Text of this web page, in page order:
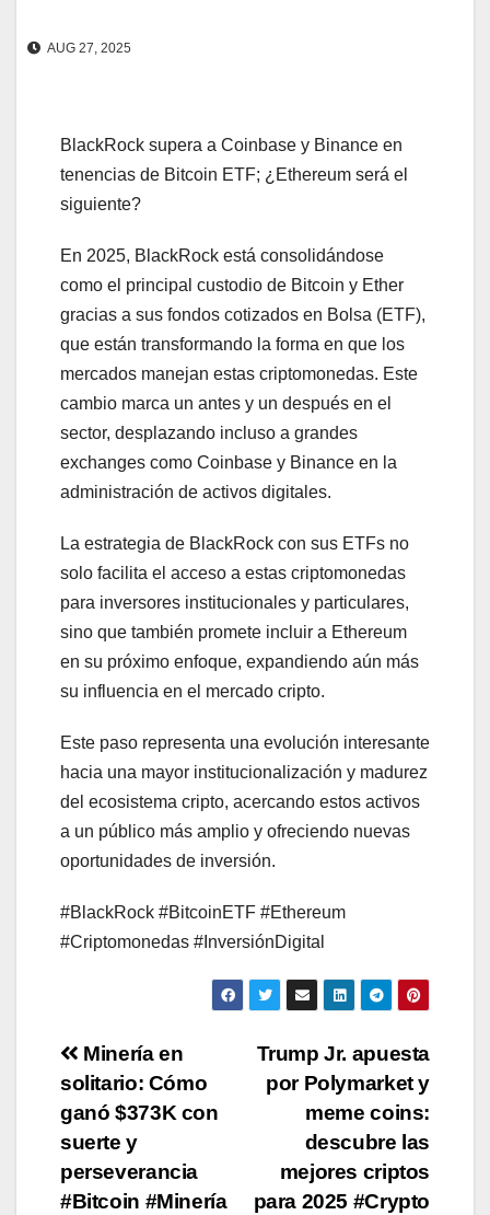
AUG 27, 2025
BlackRock supera a Coinbase y Binance en
tenencias de Bitcoin ETF; ¿Ethereum será el
siguiente?
En 2025, BlackRock está consolidándose
como el principal custodio de Bitcoin y Ether
gracias a sus fondos cotizados en Bolsa (ETF),
que están transformando la forma en que los
mercados manejan estas criptomonedas. Este
cambio marca un antes y un después en el
sector, desplazando incluso a grandes
exchanges como Coinbase y Binance en la
administración de activos digitales.
La estrategia de BlackRock con sus ETFs no
solo facilita el acceso a estas criptomonedas
para inversores institucionales y particulares,
sino que también promete incluir a Ethereum
en su próximo enfoque, expandiendo aún más
su influencia en el mercado cripto.
Este paso representa una evolución interesante
hacia una mayor institucionalización y madurez
del ecosistema cripto, acercando estos activos
a un público más amplio y ofreciendo nuevas
oportunidades de inversión.
#BlackRock #BitcoinETF #Ethereum
#Criptomonedas #InversiónDigital
Post
navigation
Trump Jr. apuesta
por Polymarket y
meme coins:
descubre las
mejores criptos
para 2025 #Crypto
Minería en
solitario: Cómo
ganó $373K con
suerte y
perseverancia
#Bitcoin #Minería